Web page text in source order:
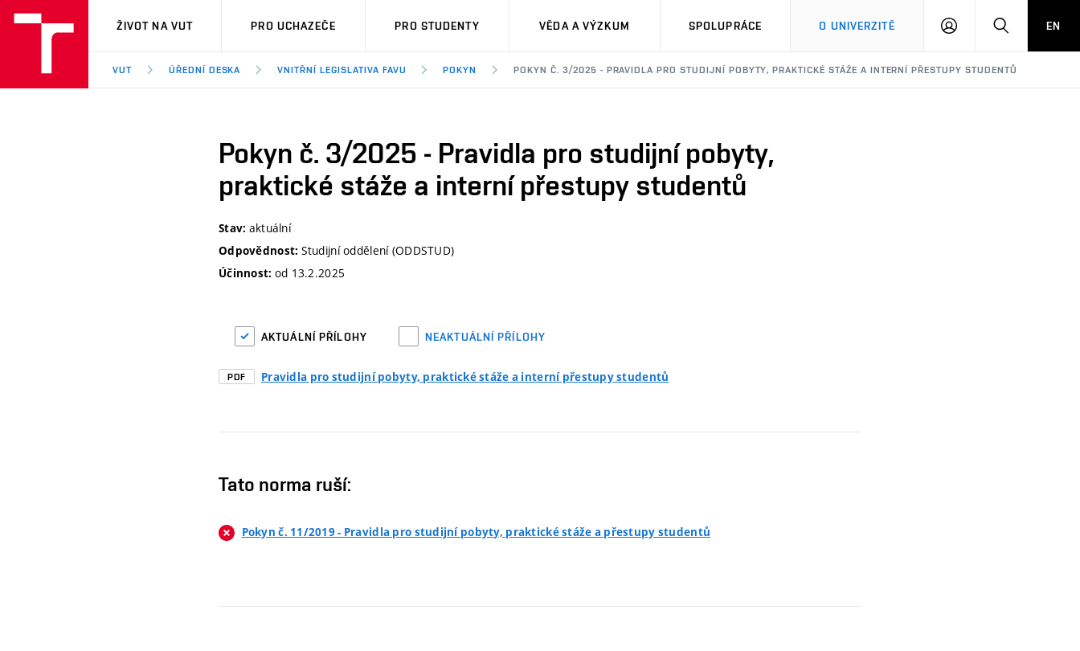
VUT
ŽIVOT NA VUT PRO UCHAZEČE PRO STUDENTY VĚDA A VÝZKUM SPOLUPRÁCE O UNIVERZITĚ
PŘIHLÁSIT HLEDATEN
VUT ÚŘEDNÍ DESKA VNITŘNÍ LEGISLATIVA FAVU POKYN POKYN Č. 3/2025 - PRAVIDLA PRO STUDIJNÍ POBYTY, PRAKTICKÉ STÁŽE A INTERNÍ PŘESTUPY STUDENTŮ
Pokyn č. 3/2025 - Pravidla pro studijní pobyty,
praktické stáže a interní přestupy studentů
Stav: aktuální
Odpovědnost: Studijní oddělení (ODDSTUD)
Účinnost: od 13.2.2025
AKTUÁLNÍ PŘÍLOHY NEAKTUÁLNÍ PŘÍLOHY
PDF Pravidla pro studijní pobyty, praktické stáže a interní přestupy studentů
Tato norma ruší:
Pokyn č. 11/2019 - Pravidla pro studijní pobyty, praktické stáže a přestupy studentů